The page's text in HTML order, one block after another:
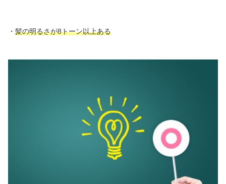
・ 髪の明るさが8トーン以上ある